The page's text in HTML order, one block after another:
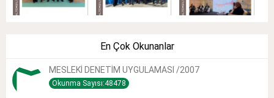
En Çok Okunanlar
MESLEKİ DENETİM UYGULAMASI /2007
Okunma Sayısı:48478